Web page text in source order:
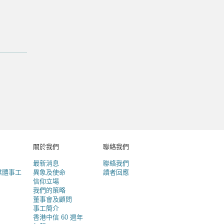
體事工
關於我們
最新消息
異象及使命
信仰立場
我們的策略
董事會及顧問
事工簡介
香港中信 60 週年
聯絡我們
聯絡我們
讀者回應